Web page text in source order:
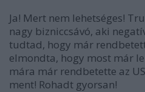
Ja! Mert nem lehetséges!
nagy bizniccsávó, aki
tudtad, hogy már
elmondta, hogy most már
mára már rendbetette az
ment! Rohadt gyorsan!